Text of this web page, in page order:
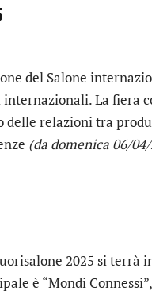
del Salone
La fiera
delle relazioni tra
(da domenica 06/
2025 si terrà
è “Mondi